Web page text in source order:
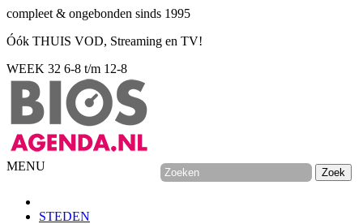
compleet & ongebonden sinds 1995
Óók THUIS VOD, Streaming en TV!
WEEK 32 6-8 t/m 12-8
MENU
STEDEN